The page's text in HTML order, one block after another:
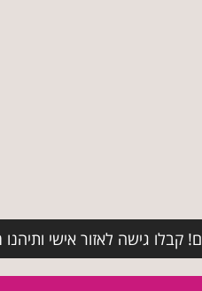
גישה לאזור אישי ותיהנו